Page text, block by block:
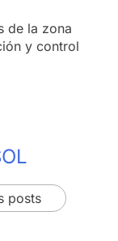
de la zona
y control
posts